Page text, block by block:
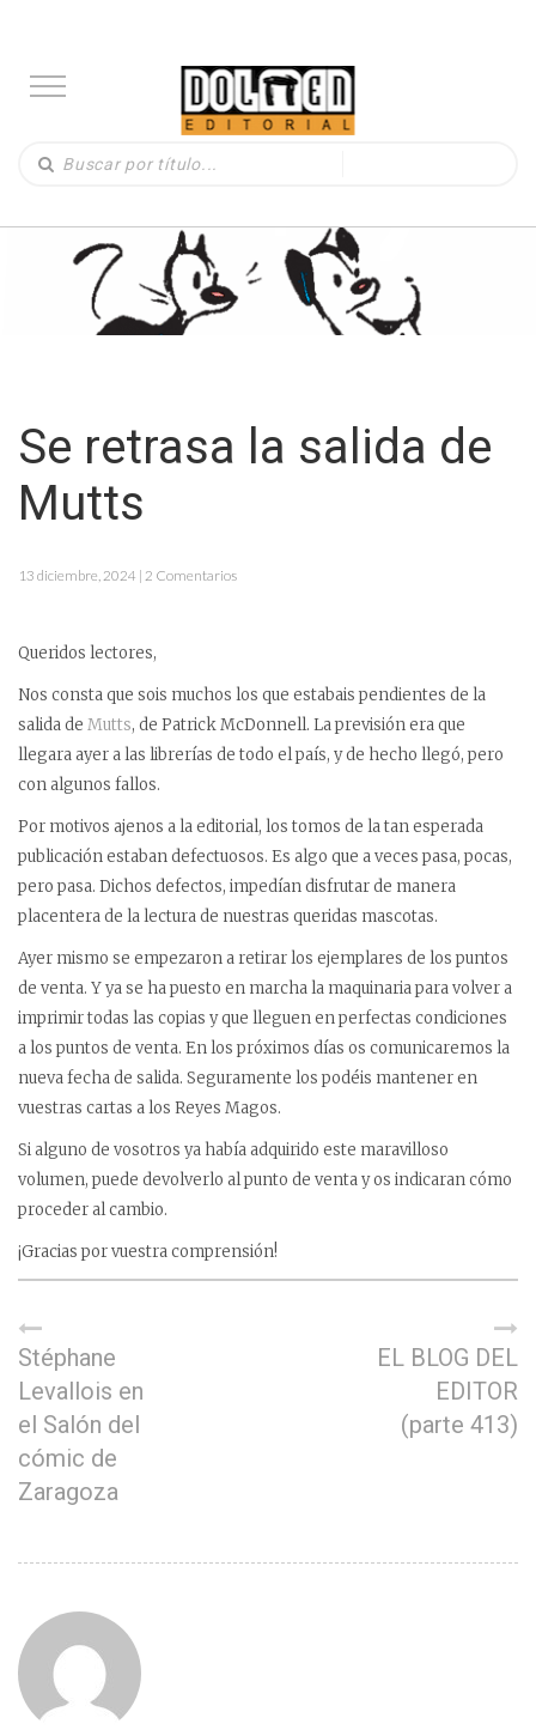
Se retrasa la salida de
Mutts
13 diciembre, 2024 | 2 Comentarios
Queridos lectores,
Nos consta que sois muchos los que estabais pendientes de la
salida de Mutts, de Patrick McDonnell. La previsión era que
llegara ayer a las librerías de todo el país, y de hecho llegó, pero
con algunos fallos.
Por motivos ajenos a la editorial, los tomos de la tan esperada
publicación estaban defectuosos. Es algo que a veces pasa, pocas,
pero pasa. Dichos defectos, impedían disfrutar de manera
placentera de la lectura de nuestras queridas mascotas.
Ayer mismo se empezaron a retirar los ejemplares de los puntos
de venta. Y ya se ha puesto en marcha la maquinaria para volver a
imprimir todas las copias y que lleguen en perfectas condiciones
a los puntos de venta. En los próximos días os comunicaremos la
nueva fecha de salida. Seguramente los podéis mantener en
vuestras cartas a los Reyes Magos.
Si alguno de vosotros ya había adquirido este maravilloso
volumen, puede devolverlo al punto de venta y os indicaran cómo
proceder al cambio.
¡Gracias por vuestra comprensión!
Stéphane
Levallois en
el Salón del
cómic de
Zaragoza
EL BLOG DEL
EDITOR
(parte 413)